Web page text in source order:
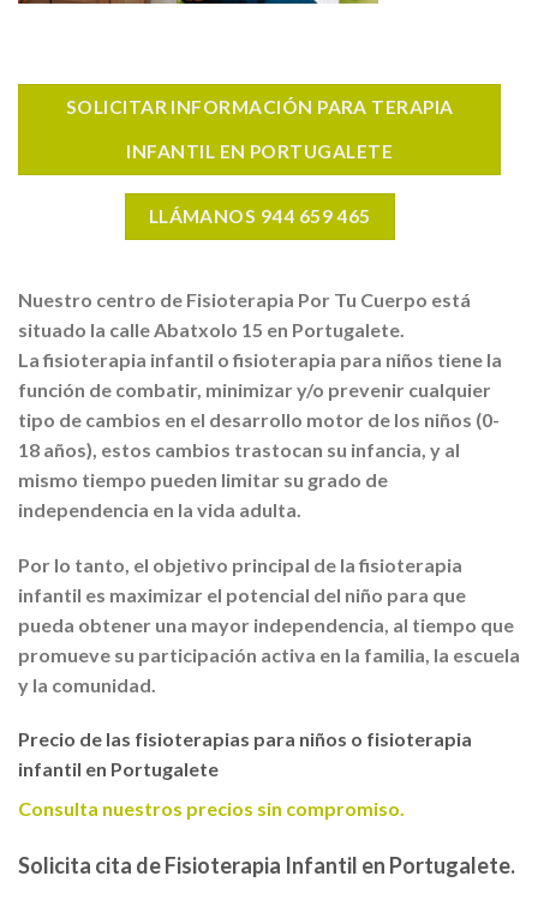
SOLICITAR INFORMACIÓN PARA TERAPIA
INFANTIL EN PORTUGALETE
LLÁMANOS 944 659 465
Nuestro centro de Fisioterapia Por Tu Cuerpo está
situado la calle Abatxolo 15 en Portugalete.
La fisioterapia infantil o fisioterapia para niños tiene la
función de combatir, minimizar y/o prevenir cualquier
tipo de cambios en el desarrollo motor de los niños (0-
18 años), estos cambios trastocan su infancia, y al
mismo tiempo pueden limitar su grado de
independencia en la vida adulta.
Por lo tanto, el objetivo principal de la fisioterapia
infantil es maximizar el potencial del niño para que
pueda obtener una mayor independencia, al tiempo que
promueve su participación activa en la familia, la escuela
y la comunidad.
Precio de las fisioterapias para niños o fisioterapia
infantil en Portugalete
Consulta nuestros precios sin compromiso.
Solicita cita de Fisioterapia Infantil en Portugalete.